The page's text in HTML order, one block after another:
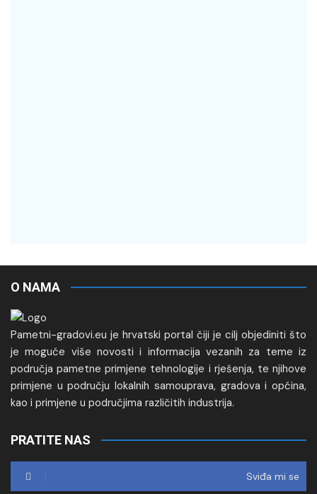
O NAMA
Pametni-gradovi.eu je hrvatski portal čiji je cilj objediniti što
je moguće više novosti i informacija vezanih za teme iz
područja pametne primjene tehnologije i rješenja, te njihove
primjene u području lokalnih samouprava, gradova i općina,
kao i primjene u područjima različitih industrija.
PRATITE NAS
Sviđa mi se